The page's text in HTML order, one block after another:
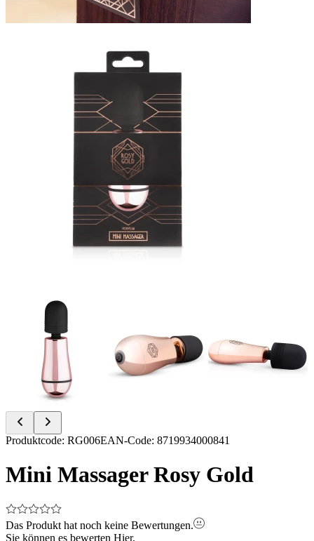
Item
of
11
Produktcode: RG006EAN-Code: 8719934000841
Mini Massager Rosy Gold
Das Produkt hat noch keine Bewertungen.
Sie können es bewerten Hier.